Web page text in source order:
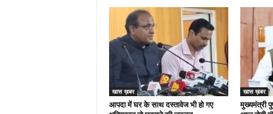
खास ख़बर
आपदा में घर के साथ दस्तावेज भी हो गए
खास ख़बर
मुख्यमंत्री